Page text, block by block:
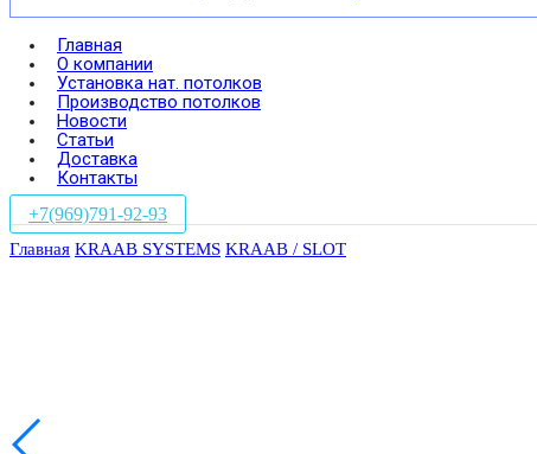
Главная
О компании
Установка нат. потолков
Производство потолков
Новости
Статьи
Доставка
Контакты
+7(969)791-92-93
Главная KRAAB SYSTEMS KRAAB / SLOT